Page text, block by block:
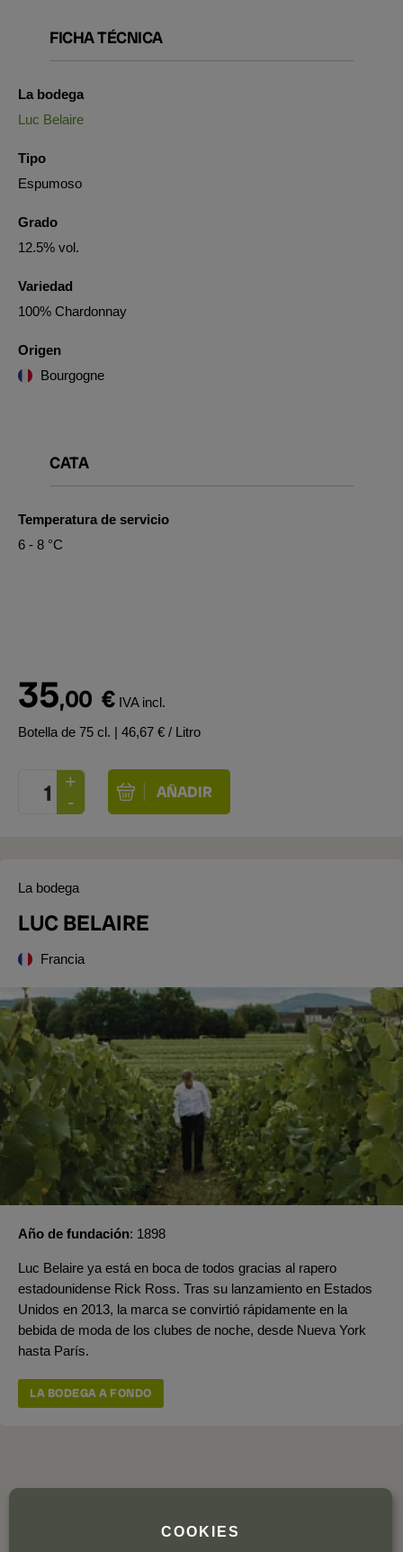
FICHA TÉCNICA
La bodega
Luc Belaire
Tipo
Espumoso
Grado
12.5% vol.
Variedad
100% Chardonnay
Origen
Bourgogne
CATA
Temperatura de servicio
6 - 8 °C
35,00 € IVA incl.
Botella de 75 cl. | 46,67 € / Litro
La bodega
LUC BELAIRE
Francia
Año de fundación 1898
Luc Belaire ya está en boca de todos gracias al rapero
estadounidense Rick Ross. Tras su lanzamiento en Estados
Unidos en 2013, la marca se convirtió rápidamente en la
bebida de moda de los clubes de noche, desde Nueva York
hasta París.
LA BODEGA A FONDO
COOKIES